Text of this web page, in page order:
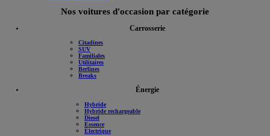
Nos voitures d'occasion par catégorie
Carrosserie
Citadines
SUV
Familiales
Utilitaires
Berlines
Breaks
Énergie
Hybride
Hybride rechargeable
Diesel
Essence
Électrique